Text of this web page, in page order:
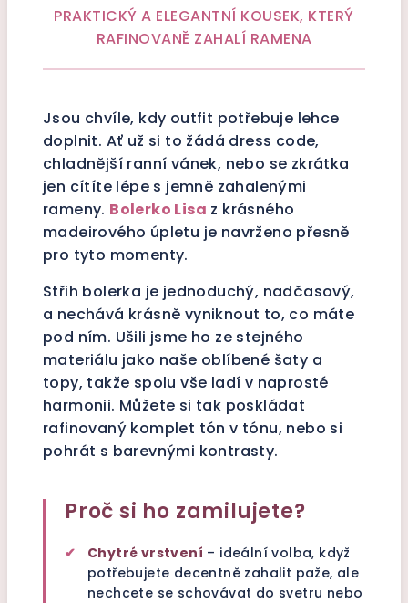
PRAKTICKÝ A ELEGANTNÍ KOUSEK, KTERÝ
RAFINOVANĚ ZAHALÍ RAMENA
Jsou chvíle, kdy outfit potřebuje lehce
doplnit. Ať už si to žádá dress code,
chladnější ranní vánek, nebo se zkrátka
jen cítíte lépe s jemně zahalenými
rameny. Bolerko Lisa z krásného
madeirového úpletu je navrženo přesně
pro tyto momenty.
Střih bolerka je jednoduchý, nadčasový,
a nechává krásně vyniknout to, co máte
pod ním. Ušili jsme ho ze stejného
materiálu jako naše oblíbené šaty a
topy, takže spolu vše ladí v naprosté
harmonii. Můžete si tak poskládat
rafinovaný komplet tón v tónu, nebo si
pohrát s barevnými kontrasty.
Proč si ho zamilujete?
✔ Chytré vrstvení – ideální volba, když
potřebujete decentně zahalit paže, ale
nechcete se schovávat do svetru nebo